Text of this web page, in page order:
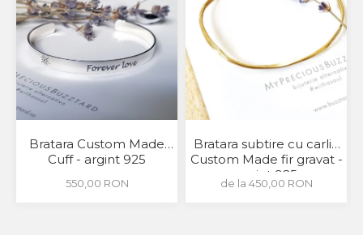
Bratara Custom Made
Cuff - argint 925
550,00 RON
Bratara subtire cu carlig
Custom Made fir gravat -
argint 925
de la 450,00 RON